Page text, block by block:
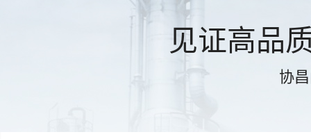
见证高品
协